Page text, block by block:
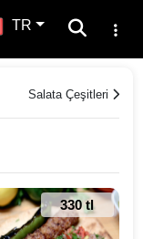
TR
Salata Çeşitleri
330 tl